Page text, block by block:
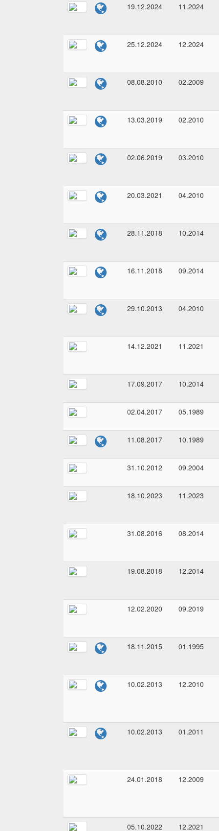
19.12.2024 11.2024
25.12.2024 12.2024
08.08.2010 02.2009
13.03.2019 02.2010
02.06.2019 03.2010
20.03.2021 04.2010
28.11.2018 10.2014
16.11.2018 09.2014
29.10.2013 04.2010
14.12.2021 11.2021
17.09.2017 10.2014
02.04.2017 05.1989
11.08.2017 10.1989
31.10.2012 09.2004
18.10.2023 11.2023
31.08.2016 08.2014
19.08.2018 12.2014
12.02.2020 09.2019
18.11.2015 01.1995
10.02.2013 12.2010
10.02.2013 01.2011
24.01.2018 12.2009
05.10.2022 12.2021